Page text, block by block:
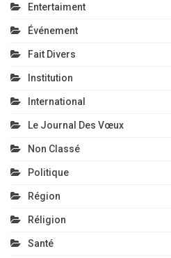
Entertaiment
Événement
Fait Divers
Institution
International
Le Journal Des Vœux
Non Classé
Politique
Région
Réligion
Santé